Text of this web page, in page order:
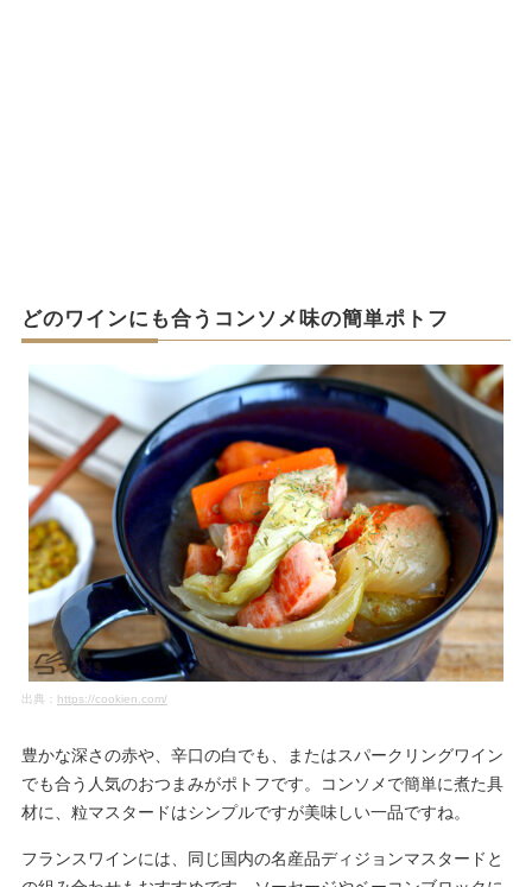
どのワインにも合うコンソメ味の簡単ポトフ
出典： https://cookien.com/
豊かな深さの赤や、辛口の白でも、またはスパークリングワイン
でも合う人気のおつまみがポトフです。コンソメで簡単に煮た具
材に、粒マスタードはシンプルですが美味しい一品ですね。
フランスワインには、同じ国内の名産品ディジョンマスタードと